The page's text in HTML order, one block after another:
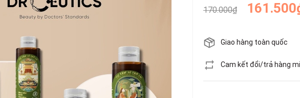
170.000₫
Giao hàng toàn quốc
Cam kết đổi/trả hàng